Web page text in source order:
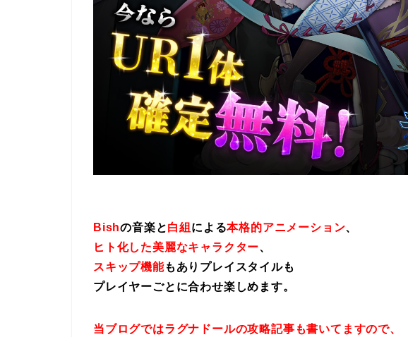
Bishの音楽と白組 による本格的アニメーション、
ヒト化した美麗なキャラクター、
スキップ機能もありプレイスタイルも
プレイヤーごとに合わせ楽しめます。
当ブログではラグナドールの攻略記事も書いてますので、